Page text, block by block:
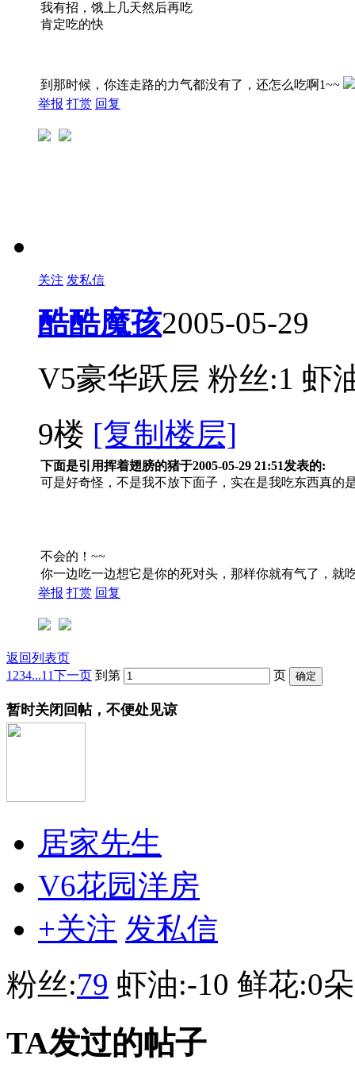
我有招，饿上几天然后再吃
肯定吃的快
到那时候，你连走路的力气都没有了，还怎么吃啊1~~
举报 打赏 回复
关注 发私信
酷酷魔孩2005-05-29
V5豪华跃层 粉丝:1 虾
9楼 [复制楼层]
下面是引用挥着翅膀的猪于2005-05-29 21:51发表的:
可是好奇怪，不是我不放下面子，实在是我吃东西真的
不会的！~~
你一边吃一边想它是你的死对头，那样你就有气了，就
举报 打赏 回复
返回列表页
1234...11下一页 到第 页
暂时关闭回帖，不便处见谅
居家先生
V6花园洋房
+关注 发私信
粉丝:79 虾油:-10 鲜花:0朵
TA发过的帖子